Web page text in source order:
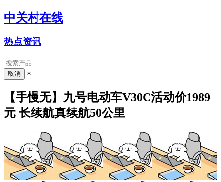
中关村在线
热点资讯
×
【手慢无】九号电动车V30C活动价1989
元 长续航真续航50公里